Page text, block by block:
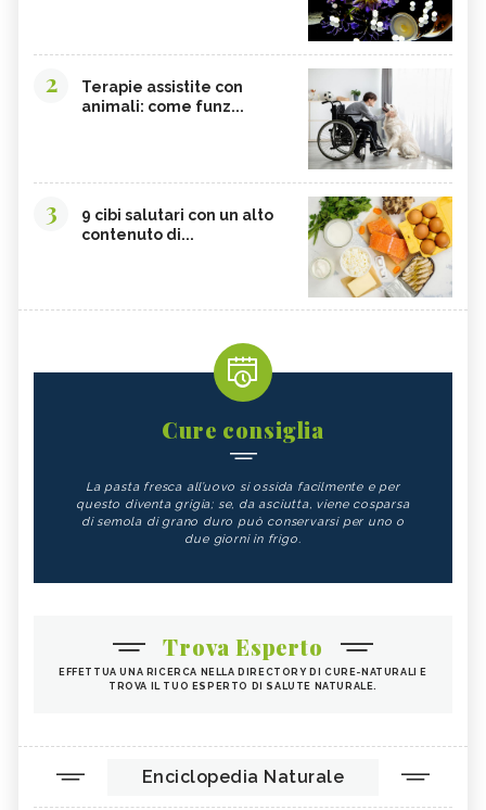
2
Terapie assistite con
animali: come funz...
3
9 cibi salutari con un alto
contenuto di...
Cure consiglia
La pasta fresca all’uovo si ossida facilmente e per
questo diventa grigia; se, da asciutta, viene cosparsa
di semola di grano duro può conservarsi per uno o
due giorni in frigo.
Trova Esperto
EFFETTUA UNA RICERCA NELLA DIRECTORY DI CURE-NATURALI E
TROVA IL TUO ESPERTO DI SALUTE NATURALE.
Enciclopedia Naturale